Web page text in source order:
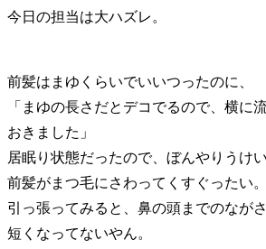
今日の担当は大ハズレ。
前髪はまゆくらいでいいつったのに、
「まゆの長さだとデコでるので、横に
おきました」
居眠り状態だったので、ぼんやりうけ
前髪がまつ毛にさわってくすぐったい。
引っ張ってみると、鼻の頭までのなが
短くなってないやん。